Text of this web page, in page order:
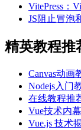
VitePress：
JS阻止冒泡
精英教程推
Canvas动画
Nodejs入门
在线教程推
Vue技术内幕
Vue.js 技术